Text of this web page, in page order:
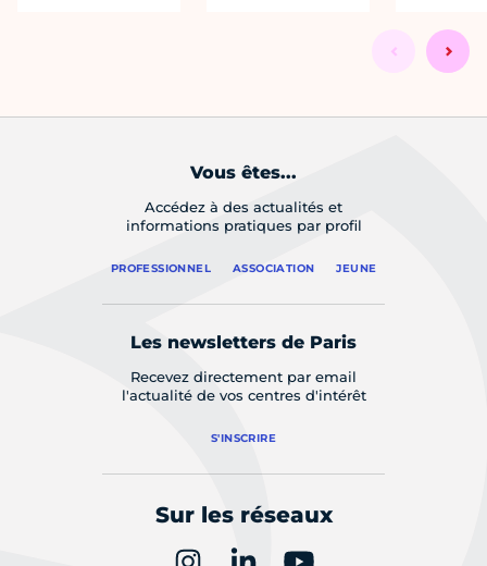
Vous êtes...
Accédez à des actualités et
informations pratiques par profil
PROFESSIONNEL ASSOCIATION JEUNE
Les newsletters de Paris
Recevez directement par email
l'actualité de vos centres d'intérêt
S'INSCRIRE
Sur les réseaux